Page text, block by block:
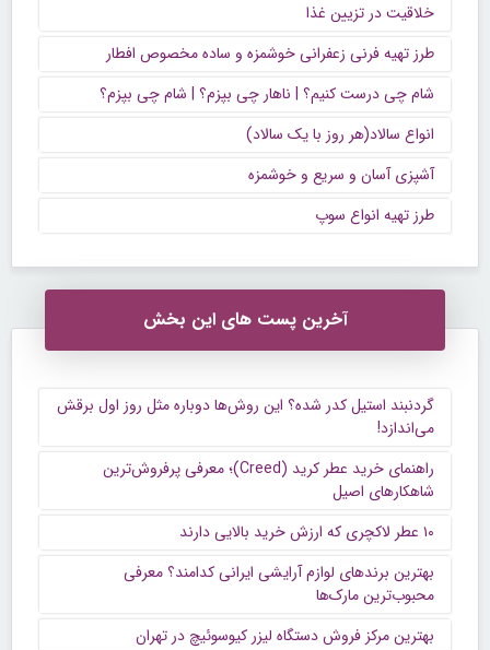
خلاقیت در تزیین غذا
طرز تهیه فرنی زعفرانی خوشمزه و ساده مخصوص افطار
شام چی درست کنیم؟ | ناهار چی بپزم؟ | شام چی بپزم؟
انواع سالاد(هر روز با یک سالاد)
آشپزی آسان و سریع و خوشمزه
طرز تهیه انواع سوپ
آخرین پست های این بخش
گردنبند استیل کدر شده؟ این روش‌ها دوباره مثل روز اول برقش
می‌اندازد!
راهنمای خرید عطر کرید (Creed)؛ معرفی پرفروش‌ترین
شاهکارهای اصیل
۱۰ عطر لاکچری که ارزش خرید بالایی دارند
بهترین برندهای لوازم آرایشی ایرانی کدامند؟ معرفی
محبوب‌ترین مارک‌ها
بهترین مرکز فروش دستگاه لیزر کیوسوئیچ در تهران